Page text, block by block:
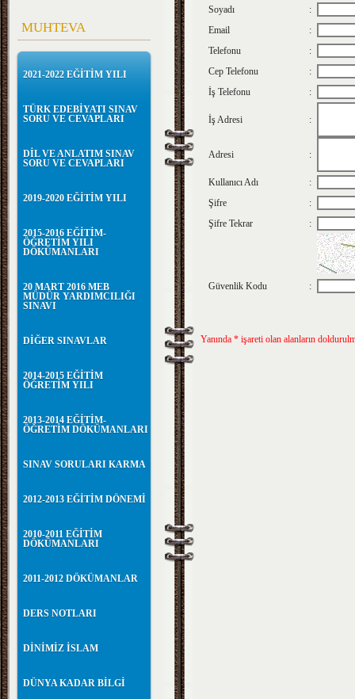
MUHTEVA
2021-2022 EĞİTİM YILI
TÜRK EDEBİYATI SINAV
SORU VE CEVAPLARI
DİL VE ANLATIM SINAV
SORU VE CEVAPLARI
2019-2020 EĞİTİM YILI
2015-2016 EĞİTİM-
ÖĞRETİM YILI
DÖKÜMANLARI
20 MART 2016 MEB
MÜDÜR YARDIMCILIĞI
SINAVI
DİĞER SINAVLAR
2014-2015 EĞİTİM
ÖĞRETİM YILI
2013-2014 EĞİTİM-
ÖĞRETİM DÖKÜMANLARI
SINAV SORULARI KARMA
2012-2013 EĞİTİM DÖNEMİ
2010-2011 EĞİTİM
DÖKÜMANLARI
2011-2012 DÖKÜMANLAR
DERS NOTLARI
DİNİMİZ İSLAM
DÜNYA KADAR BİLGİ
Soyadı
:
Email
:
Telefonu
:
Cep Telefonu
:
İş Telefonu
:
İş Adresi :
Adresi :
Kullanıcı Adı
:
Şifre
:
Şifre Tekrar
:
Güvenlik Kodu :
Yanında * işareti olan alanların